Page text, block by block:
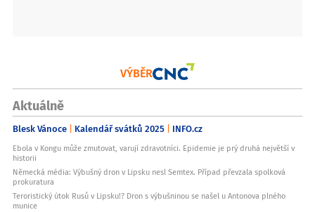
VÝBĚR
Aktuálně
Blesk Vánoce Kalendář svátků 2025 INFO.cz
Ebola v Kongu může zmutovat, varují zdravotníci. Epidemie je prý druhá největší v
historii
Německá média: Výbušný dron v Lipsku nesl Semtex. Případ převzala spolková
prokuratura
Teroristický útok Rusů v Lipsku!? Dron s výbušninou se našel u Antonova plného
munice